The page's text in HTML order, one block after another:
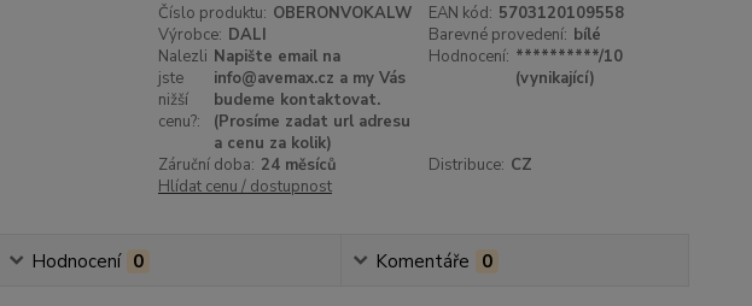
Číslo produktu: OBERONVOKALW EAN kód: 5703120109558
Výrobce: DALI Barevné provedení: bílé
Nalezli
jste
nižší
cenu?:
Napište email na
info@avemax.cz a my Vás
budeme kontaktovat.
(Prosíme zadat url adresu
a cenu za kolik)
Hodnocení: **********/10
(vynikající)
Záruční doba: 24 měsíců Distribuce: CZ
Hlídat cenu / dostupnost
Hodnocení 0 Komentáře 0